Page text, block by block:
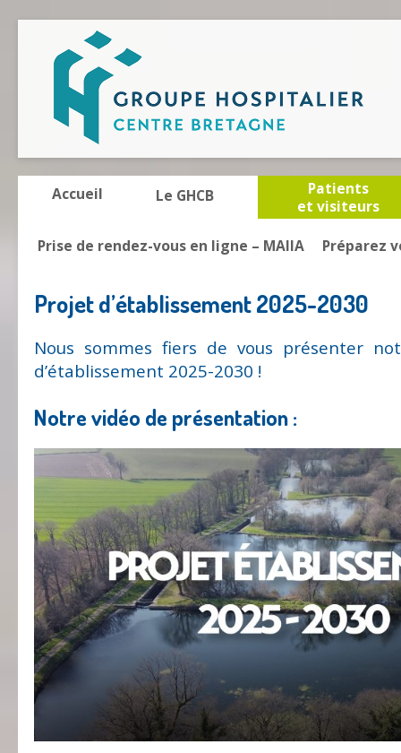
Accueil Le GHCB
Patients
et visiteurs
Prise de rendez-vous en ligne – MAIIA
Préparez
Projet d’établissement 2025-2030
Nous sommes fiers de vous présenter
d’établissement 2025-2030 !
Notre vidéo de présentation :